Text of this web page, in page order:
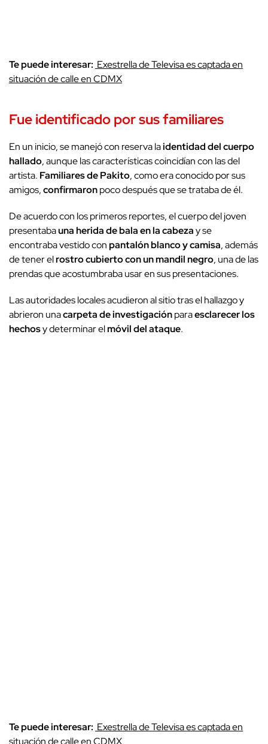
Te puede interesar: Exestrella de Televisa es captada en
situación de calle en CDMX
Fue identificado por sus familiares
En un inicio, se manejó con reserva laidentidad del cuerpo
hallado, aunque las características coincidían con las del
artista. Familiares de Pakito, como era conocido por sus
amigos,confirmaronpoco después que se trataba de él.
De acuerdo con los primeros reportes, el cuerpo del joven
presentabauna herida de bala en la cabezay se
encontraba vestido conpantalón blanco y camisa, además
de tener elrostro cubierto con un mandil negro, una de las
prendas que acostumbraba usar en sus presentaciones.
Las autoridades locales acudieron al sitio tras el hallazgo y
abrieron unacarpeta de investigaciónparaesclarecer los
hechosy determinar elmóvil del ataque.
Te puede interesar: Exestrella de Televisa es captada en
situación de calle en CDMX